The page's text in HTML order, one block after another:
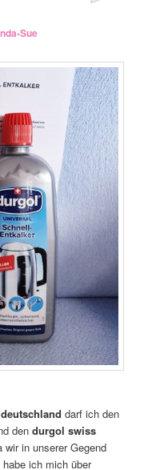
Sue
darf ich den
dendurgol swiss
wir in unserer Gegend
ich mich über